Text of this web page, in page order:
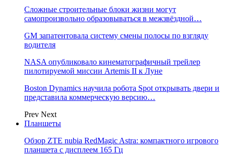
Сложные строительные блоки жизни могут
самопроизвольно образовываться в межзвёздной…
GM запатентовала систему смены полосы по взгляду
водителя
NASA опубликовало кинематографичный трейлер
пилотируемой миссии Artemis II к Луне
Boston Dynamics научила робота Spot открывать двери и
представила коммерческую версию…
Prev Next
Планшеты
Обзор ZTE nubia RedMagic Astra: компактного игрового
планшета с дисплеем 165 Гц